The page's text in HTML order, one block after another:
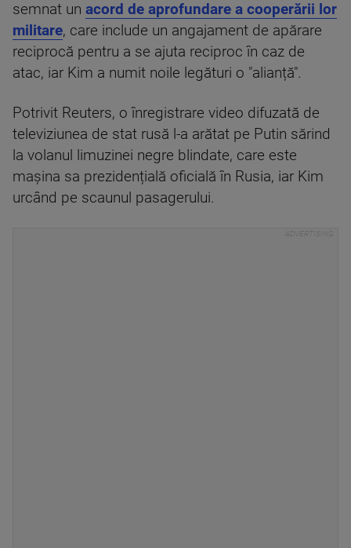
semnat un acord de aprofundare a cooperării lor
militare, care include un angajament de apărare
reciprocă pentru a se ajuta reciproc în caz de
atac, iar Kim a numit noile legături o "alianță".
Potrivit Reuters, o înregistrare video difuzată de
televiziunea de stat rusă l-a arătat pe Putin sărind
la volanul limuzinei negre blindate, care este
mașina sa prezidențială oficială în Rusia, iar Kim
urcând pe scaunul pasagerului.